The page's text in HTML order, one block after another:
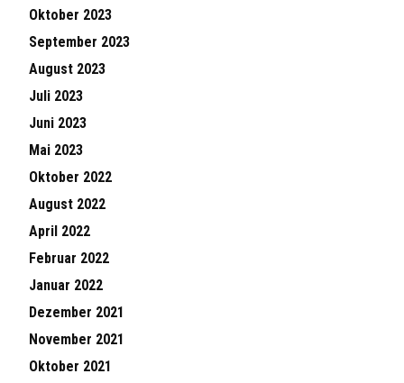
Oktober 2023
September 2023
August 2023
Juli 2023
Juni 2023
Mai 2023
Oktober 2022
August 2022
April 2022
Februar 2022
Januar 2022
Dezember 2021
November 2021
Oktober 2021